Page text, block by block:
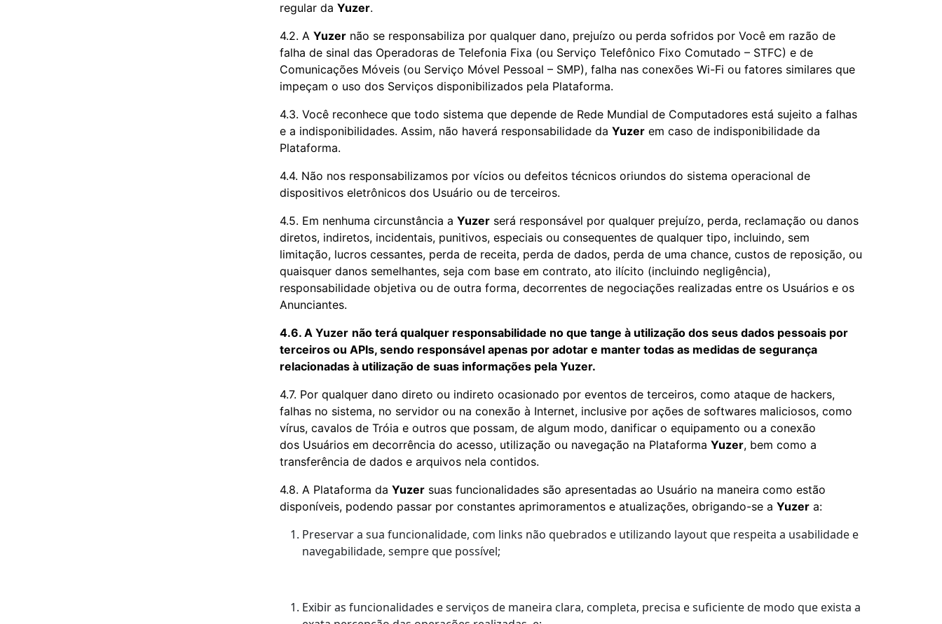
regular da Yuzer.
4.2. A Yuzer não se responsabiliza por qualquer dano, prejuízo ou perda sofridos por Você em razão de
falha de sinal das Operadoras de Telefonia Fixa (ou Serviço Telefônico Fixo Comutado – STFC) e de
Comunicações Móveis (ou Serviço Móvel Pessoal – SMP), falha nas conexões Wi-Fi ou fatores similares que
impeçam o uso dos Serviços disponibilizados pela Plataforma.
4.3. Você reconhece que todo sistema que depende de Rede Mundial de Computadores está sujeito a falhas
e a indisponibilidades. Assim, não haverá responsabilidade da Yuzer em caso de indisponibilidade da
Plataforma.
4.4. Não nos responsabilizamos por vícios ou defeitos técnicos oriundos do sistema operacional de
dispositivos eletrônicos dos Usuário ou de terceiros.
4.5. Em nenhuma circunstância a Yuzer será responsável por qualquer prejuízo, perda, reclamação ou danos
diretos, indiretos, incidentais, punitivos, especiais ou consequentes de qualquer tipo, incluindo, sem
limitação, lucros cessantes, perda de receita, perda de dados, perda de uma chance, custos de reposição, ou
quaisquer danos semelhantes, seja com base em contrato, ato ilícito (incluindo negligência),
responsabilidade objetiva ou de outra forma, decorrentes de negociações realizadas entre os Usuários e os
Anunciantes.
4.6. A Yuzer não terá qualquer responsabilidade no que tange à utilização dos seus dados pessoais por
terceiros ou APIs, sendo responsável apenas por adotar e manter todas as medidas de segurança
relacionadas à utilização de suas informações pela Yuzer.
4.7. Por qualquer dano direto ou indireto ocasionado por eventos de terceiros, como ataque de hackers,
falhas no sistema, no servidor ou na conexão à Internet, inclusive por ações de softwares maliciosos, como
vírus, cavalos de Tróia e outros que possam, de algum modo, danificar o equipamento ou a conexão
dos Usuários em decorrência do acesso, utilização ou navegação na Plataforma Yuzer, bem como a
transferência de dados e arquivos nela contidos.
4.8. A Plataforma da Yuzer suas funcionalidades são apresentadas ao Usuário na maneira como estão
disponíveis, podendo passar por constantes aprimoramentos e atualizações, obrigando-se a Yuzer a:
Preservar a sua funcionalidade, com links não quebrados e utilizando layout que respeita a usabilidade e
navegabilidade, sempre que possível;
Exibir as funcionalidades e serviços de maneira clara, completa, precisa e suficiente de modo que exista a